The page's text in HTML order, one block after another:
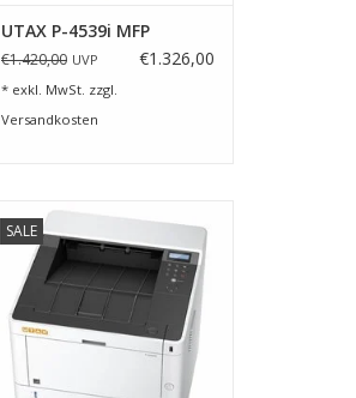
UTAX P-4539i MFP
€1.420,00 UVP €1.326,00
* exkl. MwSt. zzgl.
Versandkosten
SALE
UTAX P-4021DN Laserdrucker mit
Duplex und Netzwerkkarte
ZUM WARENKORB HINZUFÜGEN